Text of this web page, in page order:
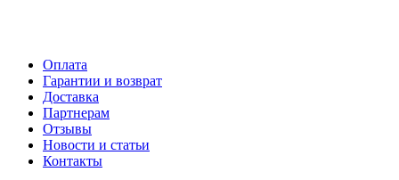
Оплата
Гарантии и возврат
Доставка
Партнерам
Отзывы
Новости и статьи
Контакты